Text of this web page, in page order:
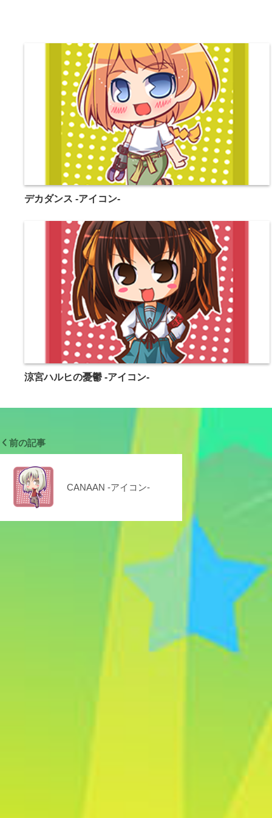
デカダンス -アイコン-
涼宮ハルヒの憂鬱 -アイコン-
前の記事
CANAAN -アイコン-